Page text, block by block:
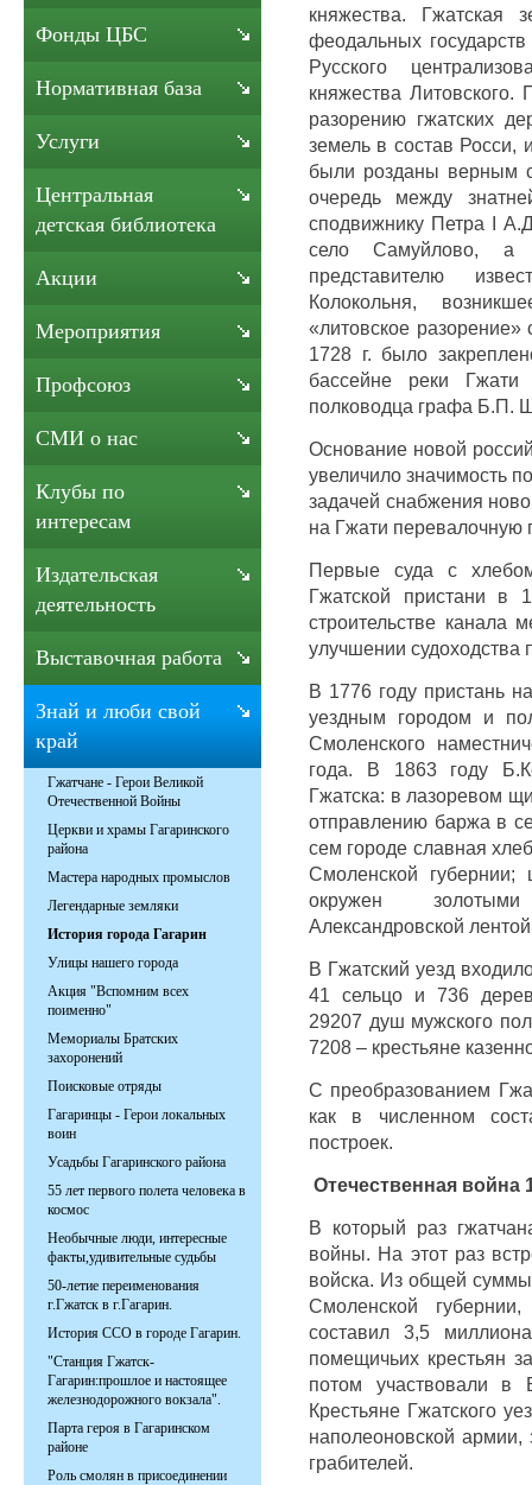
княжества. Гжатская
феодальных
Русского
княжества
разорению гжатских
земель в состав Росси,
были розданы верным
очередь между
сподвижнику Петра I
село Самуйлово,
представителю
Колокольня,
«литовское
1728 г. было
бассейне реки Гжати
полководца графа Б.П.
Основание новой
увеличило значимость
задачей снабжения
на Гжати перевалочную
Первые суда с
Гжатской пристани в
строительстве
улучшении судоходства
В 1776 году пристань
уездным городом и
Смоленского
года. В 1863 году
Гжатска: в лазоревом
отправлению баржа в
сем городе славная
Смоленской губернии;
окружен
Александровской
В Гжатский уезд
41 сельцо и 736
29207 душ мужского
7208 – крестьяне
С преобразованием
как в численном
построек.
Отечественная война
В который раз
войны. На этот раз
войска. Из общей
Смоленской
составил 3,5
помещичьих крестьян
потом участвовали в
Крестьяне Гжатского
наполеоновской
грабителей.
Фонды ЦБС
Нормативная база
Услуги
Центральная
детская библиотека
Акции
Мероприятия
Профсоюз
СМИ о нас
Клубы по
интересам
Издательская
деятельность
Выставочная работа
Знай и люби свой
край
Гжатчане - Герои Великой
Отечественной Войны
Церкви и храмы Гагаринского
района
Мастера народных промыслов
Легендарные земляки
История города Гагарин
Улицы нашего города
Акция "Вспомним всех
поименно"
Мемориалы Братских
захоронений
Поисковые отряды
Гагаринцы - Герои локальных
воин
Усадьбы Гагаринского района
55 лет первого полета человека в
космос
Необычные люди, интересные
факты,удивительные судьбы
50-летие переименования
г.Гжатск в г.Гагарин.
История ССО в городе Гагарин.
"Станция Гжатск-
Гагарин:прошлое и настоящее
железнодорожного вокзала".
Парта героя в Гагаринском
районе
Роль смолян в присоединении